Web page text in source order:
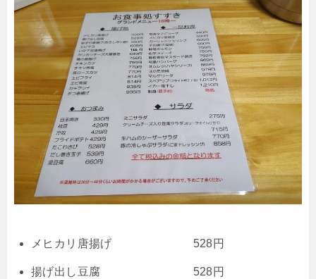
メヒカリ唐揚げ 528円
揚げ出し豆腐 528円